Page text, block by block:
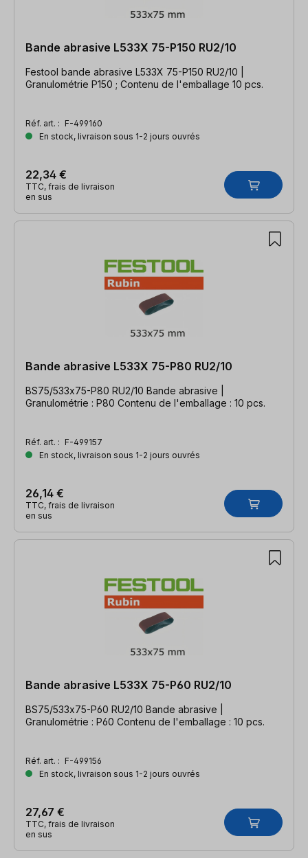
Bande abrasive L533X 75-P150 RU2/10
Festool bande abrasive L533X 75-P150 RU2/10 |
Granulométrie P150 ; Contenu de l'emballage 10 pcs.
Réf. art. : F-499160
En stock, livraison sous 1-2 jours ouvrés
22,34 €
TTC, frais de livraison
en sus
Bande abrasive L533X 75-P80 RU2/10
BS75/533x75-P80 RU2/10 Bande abrasive |
Granulométrie : P80 Contenu de l'emballage : 10 pcs.
Réf. art. : F-499157
En stock, livraison sous 1-2 jours ouvrés
26,14 €
TTC, frais de livraison
en sus
Bande abrasive L533X 75-P60 RU2/10
BS75/533x75-P60 RU2/10 Bande abrasive |
Granulométrie : P60 Contenu de l'emballage : 10 pcs.
Réf. art. : F-499156
En stock, livraison sous 1-2 jours ouvrés
27,67 €
TTC, frais de livraison
en sus